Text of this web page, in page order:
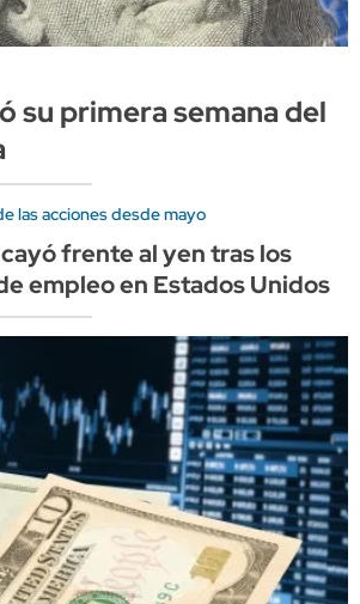
su primera semana del
las acciones desde mayo
frente al yen tras los
empleo en Estados Unidos